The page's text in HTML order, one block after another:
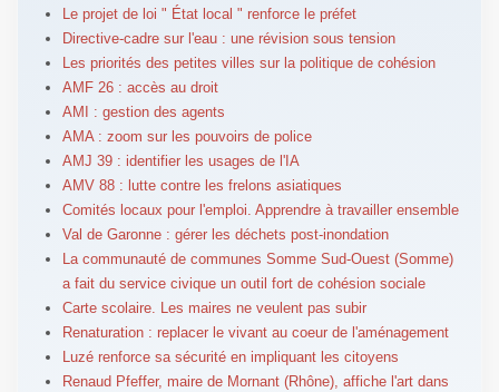
Le projet de loi " État local " renforce le préfet
Directive-cadre sur l'eau : une révision sous tension
Les priorités des petites villes sur la politique de cohésion
AMF 26 : accès au droit
AMI : gestion des agents
AMA : zoom sur les pouvoirs de police
AMJ 39 : identifier les usages de l'IA
AMV 88 : lutte contre les frelons asiatiques
Comités locaux pour l'emploi. Apprendre à travailler ensemble
Val de Garonne : gérer les déchets post-inondation
La communauté de communes Somme Sud-Ouest (Somme)
a fait du service civique un outil fort de cohésion sociale
Carte scolaire. Les maires ne veulent pas subir
Renaturation : replacer le vivant au coeur de l'aménagement
Luzé renforce sa sécurité en impliquant les citoyens
Renaud Pfeffer, maire de Mornant (Rhône), affiche l'art dans